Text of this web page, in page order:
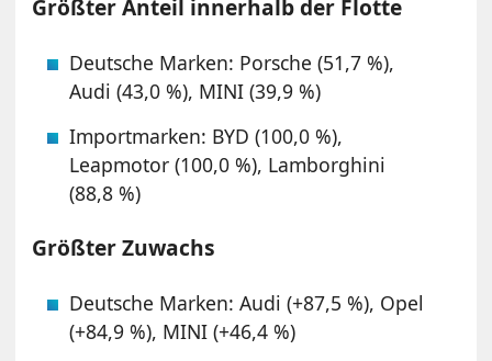
Größter Anteil innerhalb der Flotte
Deutsche Marken: Porsche (51,7 %),
Audi (43,0 %), MINI (39,9 %)
Importmarken: BYD (100,0 %),
Leapmotor (100,0 %), Lamborghini
(88,8 %)
Größter Zuwachs
Deutsche Marken: Audi (+87,5 %), Opel
(+84,9 %), MINI (+46,4 %)